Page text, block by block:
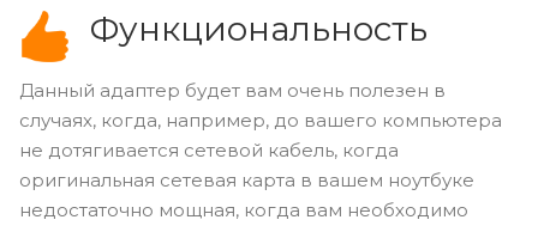
Функциональность
Данный адаптер будет вам очень полезен в
случаях, когда, например, до вашего компьютера
не дотягивается сетевой кабель, когда
оригинальная сетевая карта в вашем ноутбуке
недостаточно мощная, когда вам необходимо